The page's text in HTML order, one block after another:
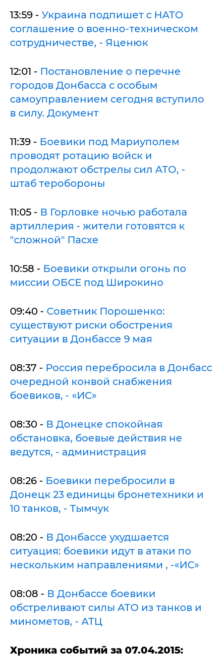
13:59 - Украина подпишет с НАТО
соглашение о военно-техническом
сотрудничестве, - Яценюк
12:01 - Постановление о перечне
городов Донбасса с особым
самоуправлением сегодня вступило
в силу. Документ
11:39 - Боевики под Мариуполем
проводят ротацию войск и
продолжают обстрелы сил АТО, -
штаб теробороны
11:05 - В Горловке ночью работала
артиллерия - жители готовятся к
"сложной" Пасхе
10:58 - Боевики открыли огонь по
миссии ОБСЕ под Широкино
09:40 - Советник Порошенко:
существуют риски обострения
ситуации в Донбассе 9 мая
08:37 - Россия перебросила в Донбасс
очередной конвой снабжения
боевиков, - «ИС»
08:30 - В Донецке спокойная
обстановка, боевые действия не
ведутся, - администрация
08:26 - Боевики перебросили в
Донецк 23 единицы бронетехники и
10 танков, - Тымчук
08:20 - В Донбассе ухудшается
ситуация: боевики идут в атаки по
нескольким направлениями , -«ИС»
08:08 - В Донбассе боевики
обстреливают силы АТО из танков и
минометов, - АТЦ
Хроника событий за 07.04.2015: